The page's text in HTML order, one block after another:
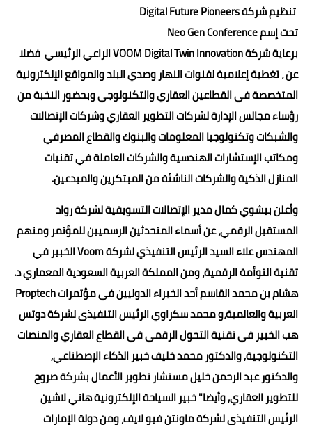
تنظيم شركة Digital Future Pioneers
تحت إسم Neo Gen Conference
برعاية شركة VOOM Digital Twin Innovation الراعي الرئيسي فضلا
عن ، تغطية إعلامية لقنوات النهار وصدي البلد والمواقع الإلكترونية
المتخصصة في القطاعين العقاري والتكنولوجي وبحضور النخبة من
رؤساء مجالس الإدارة لشركات التطوير العقاري وشركات الإتصالات
والشبكات وتكنولوجيا المعلومات والبنوك والقطاع المصرفي
ومكاتب الإستشارات الهندسية والشركات العاملة في تقنيات
المنازل الذكية والشركات الناشئة من المبتكرين والمبدعين.
وأعلن بيشوي كمال مدير الإتصالات التسويقية لشركة رواد
المستقبل الرقمي، عن أسماء المتحدثين الرسميين للمؤتمر ومنهم
المهندس علاء السيد الرئيس التنفيذي لشركة Voom الخبير في
تقنية التوأمة الرقمية، ومن المملكة العربية السعودية المعماري د.
هشام بن محمد القاسم أحد الخبراء الدوليين في مؤتمرات Proptech
العربية والعالمية،و محمد سكراوي الرئيس التنفيذى لشركة دوتس
هب الخبير في تقنية التحول الرقمي في القطاع العقاري والمنصات
التكنولوجية, والدكتور محمد خليف خبير الذكاء الإصطناعي,
والدكتور عبد الرحمن خليل مستشار تطوير الأعمال بشركة صروح
للتطوير العقاري, وأيضا" خبير السياحة الإلكترونية هاني لاشين
الرئيس التنفيذى لشركة ماونتن فيو لايف، ومن دولة الإمارات